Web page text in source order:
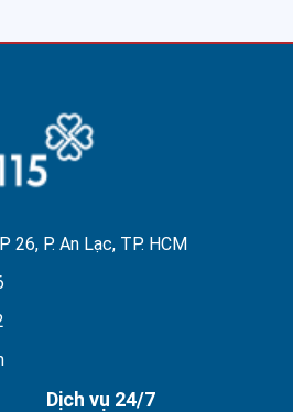
26, P. An Lạc, TP. HCM
Dịch vụ 24/7